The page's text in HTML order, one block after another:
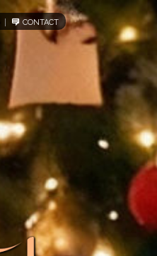
CONTACT